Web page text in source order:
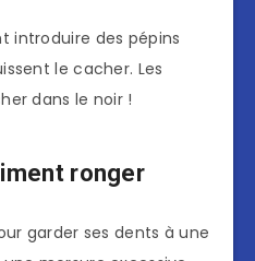
introduire des pépins
le cacher. Les
dans le noir !
ronger
garder ses dents à une